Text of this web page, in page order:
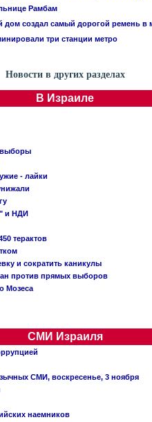
Рамбам
создал самый дорогой ремень в
три станции метро
Новости в других разделах
В Израиле
выборы
- лайки
и НДИ
терактов
и сократить каникулы
против прямых выборов
Мозеса
СМИ Израиля
СМИ, воскресенье, 3 ноября
наемников